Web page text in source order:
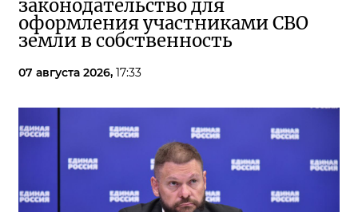
законодательство для
оформления участниками СВО
земли в собственность
07 августа 2026, 17:33